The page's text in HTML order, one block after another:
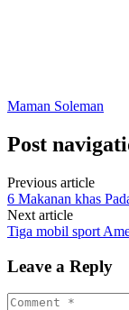
Maman Soleman
Post
Previous article
6 Makanan khas
Next article
Tiga mobil sport
Leave a Reply